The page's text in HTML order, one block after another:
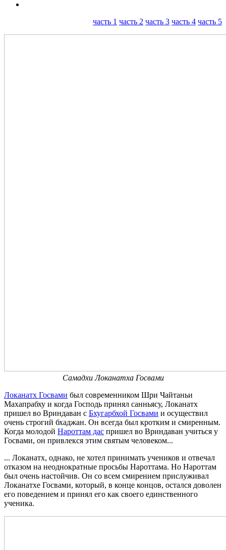
часть 1 часть 2 часть 3 часть 4 часть 5
Самадхи Локанатха Госвами
Локанатх Госвами был современником Шри Чайтаньи
Махапрабху и когда Господь принял санньясу, Локанатх
пришел во Вриндаван с Бхугарбхой Госвами и осуществил
очень строгий бхаджан. Он всегда был кротким и смиренным.
Когда молодой Нароттам дас пришел во Вриндаван учиться у
Госвами, он привлекся этим святым человеком...
... Локанатх, однако, не хотел принимать учеников и отвечал
отказом на неоднократные просьбы Нароттама. Но Нароттам
был очень настойчив. Он со всем смирением прислуживал
Локанатхе Госвами, который, в конце концов, остался доволен
его поведением и принял его как своего единственного
ученика.